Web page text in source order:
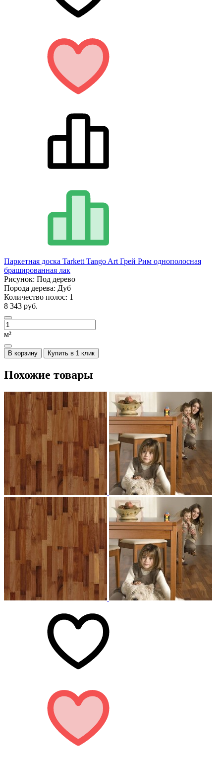
Паркетная доска Tarkett Tango Art Грей Рим однополосная
брашированная лак
Рисунок: Под дерево
Порода дерева: Дуб
Количество полос: 1
8 343 руб.
м²
В корзину Купить в 1 клик
Похожие товары